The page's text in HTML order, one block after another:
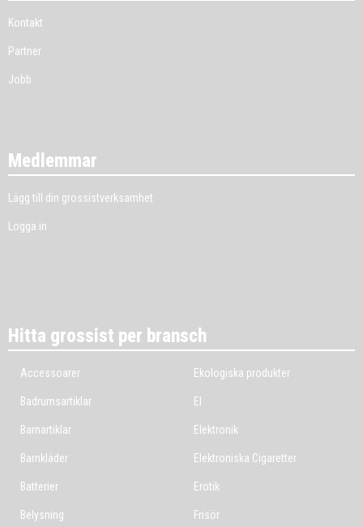
Kontakt
Partner
Jobb
Medlemmar
Lägg till din grossistverksamhet
Logga in
Hitta grossist per bransch
Accessoarer
Badrumsartiklar
Barnartiklar
Barnkläder
Batterier
Belysning
Ekologiska produkter
El
Elektronik
Elektroniska Cigaretter
Erotik
Frisör